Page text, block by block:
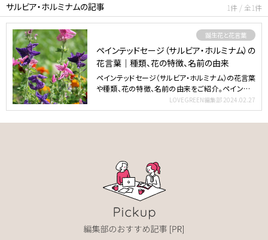
サルビア・ホルミナムの記事 1件 / 全1件
誕生花と花言葉
ペインテッドセージ（サルビア・ホルミナム）の
花言葉｜種類、花の特徴、名前の由来
ペインテッドセージ（サルビア・ホルミナム）の花言葉
や種類、花の特徴、名前の由来をご紹介。ペインテッ
LOVEGREEN編集部 2024.02.27